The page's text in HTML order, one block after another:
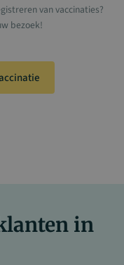
van vaccinaties?
bezoek!
in